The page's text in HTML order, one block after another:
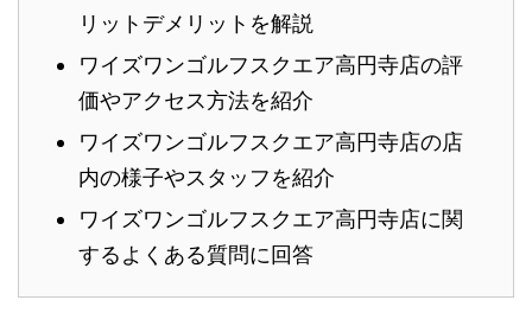
リットデメリットを解説
ワイズワンゴルフスクエア高円寺店の評
価やアクセス方法を紹介
ワイズワンゴルフスクエア高円寺店の店
内の様子やスタッフを紹介
ワイズワンゴルフスクエア高円寺店に関
するよくある質問に回答